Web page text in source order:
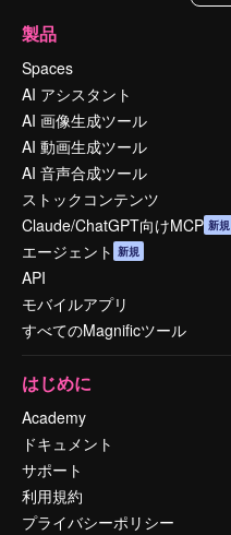
製品
Spaces
AI アシスタント
AI 画像生成ツール
AI 動画生成ツール
AI 音声合成ツール
ストックコンテンツ
Claude/ChatGPT向けMCP 新規
エージェント 新規
API
モバイルアプリ
すべてのMagnificツール
はじめに
Academy
ドキュメント
サポート
利用規約
プライバシーポリシー